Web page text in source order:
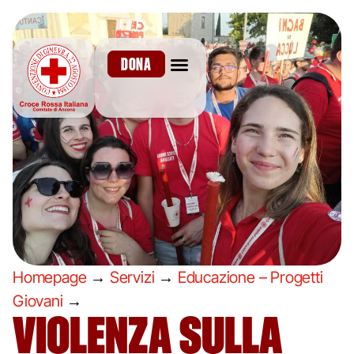
DONA
Homepage→ Servizi → Educazione – Progetti
Giovani →
VIOLENZA SULLA